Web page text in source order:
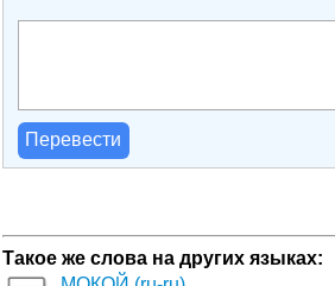
Перевести
Такое же слова на других языках: